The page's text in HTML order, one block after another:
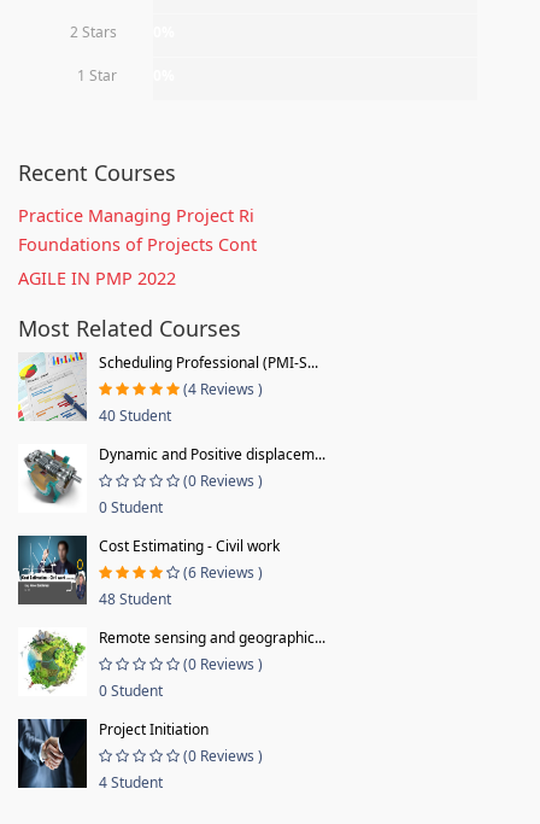
2 Stars
1 Star
Recent Courses
Practice Managing Project Ri
Foundations of Projects Cont
AGILE IN PMP 2022
Most Related Courses
Scheduling Professional (PMI-S...
(4 Reviews )
40 Student
Dynamic and Positive displacem...
(0 Reviews )
0 Student
Cost Estimating - Civil work
(6 Reviews )
48 Student
Remote sensing and geographic...
(0 Reviews )
0 Student
Project Initiation
(0 Reviews )
4 Student